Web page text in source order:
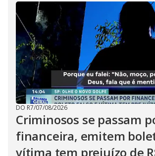
DO R7/07/08/2026
Criminosos se passam
financeira, emitem
vítima tem prejuízo de